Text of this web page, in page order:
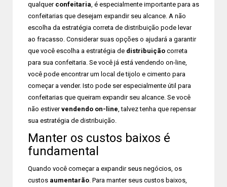
qualquer confeitaria, é especialmente importante para as
confeitarias que desejam expandir seu alcance. A não
escolha da estratégia correta de distribuição pode levar
ao fracasso. Considerar suas opções o ajudará a garantir
que você escolha a estratégia de distribuição correta
para sua confeitaria. Se você já está vendendo on-line,
você pode encontrar um local de tijolo e cimento para
começar a vender. Isto pode ser especialmente útil para
confeitarias que queiram expandir seu alcance. Se você
não estivervendendo on-line, talvez tenha que repensar
sua estratégia de distribuição.
Manter os custos baixos é
fundamental
Quando você começar a expandir seus negócios, os
custos aumentarão. Para manter seus custos baixos,